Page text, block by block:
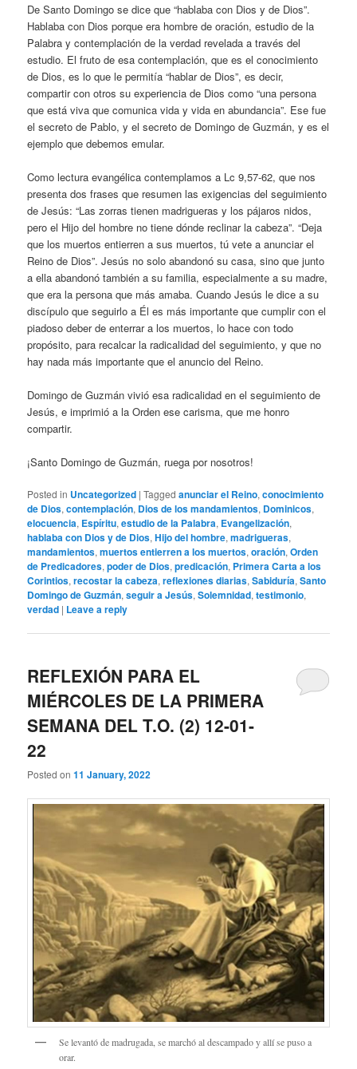
De Santo Domingo se dice que “hablaba con Dios y de Dios”.
Hablaba con Dios porque era hombre de oración, estudio de la
Palabra y contemplación de la verdad revelada a través del
estudio. El fruto de esa contemplación, que es el conocimiento
de Dios, es lo que le permitía “hablar de Dios”, es decir,
compartir con otros su experiencia de Dios como “una persona
que está viva que comunica vida y vida en abundancia”. Ese fue
el secreto de Pablo, y el secreto de Domingo de Guzmán, y es el
ejemplo que debemos emular.
Como lectura evangélica contemplamos a Lc 9,57-62, que nos
presenta dos frases que resumen las exigencias del seguimiento
de Jesús: “Las zorras tienen madrigueras y los pájaros nidos,
pero el Hijo del hombre no tiene dónde reclinar la cabeza”. “Deja
que los muertos entierren a sus muertos, tú vete a anunciar el
Reino de Dios”. Jesús no solo abandonó su casa, sino que junto
a ella abandonó también a su familia, especialmente a su madre,
que era la persona que más amaba. Cuando Jesús le dice a su
discípulo que seguirlo a Él es más importante que cumplir con el
piadoso deber de enterrar a los muertos, lo hace con todo
propósito, para recalcar la radicalidad del seguimiento, y que no
hay nada más importante que el anuncio del Reino.
Domingo de Guzmán vivió esa radicalidad en el seguimiento de
Jesús, e imprimió a la Orden ese carisma, que me honro
compartir.
¡Santo Domingo de Guzmán, ruega por nosotros!
Posted in Uncategorized |Tagged anunciar el Reino,conocimiento
de Dios,contemplación, Dios de los mandamientos, Dominicos,
elocuencia, Espíritu,estudio de la Palabra, Evangelización,
hablaba con Dios y de Dios,Hijo del hombre,madrigueras,
mandamientos,muertos entierren a los muertos,oración,Orden
de Predicadores,poder de Dios,predicación, Primera Carta a los
Corintios,recostar la cabeza,reflexiones diarias,Sabiduría,Santo
Domingo de Guzmán,seguir a Jesús,Solemnidad,testimonio,
verdad | Leave a reply
REFLEXIÓN PARA EL
MIÉRCOLES DE LA PRIMERA
SEMANA DEL T.O. (2) 12-01-
22
Posted on11 January, 2022
Se levantó de madrugada, se marchó al descampado y allí se puso a
orar.